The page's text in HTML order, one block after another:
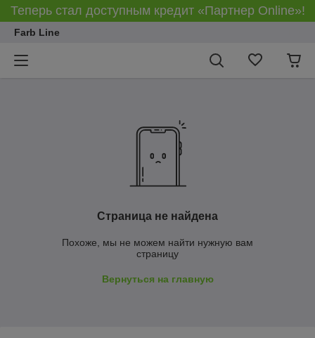
Теперь стал доступным кредит «Партнер Online»!
Farb Line
Страница не найдена
Похоже, мы не можем найти нужную вам
страницу
Вернуться на главную